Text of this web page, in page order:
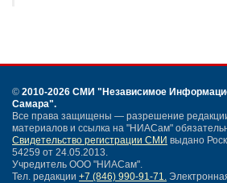
© 2010-2026 СМИ "Независимое
Самара".
Все права защищены — разрешение
материалов и ссылка на "НИАСам"
Свидетельство регистрации СМИ выдано
54259 от 24.05.2013.
Учредитель ООО "НИАСам".
Тел. редакции +7 (846) 990-91-71.